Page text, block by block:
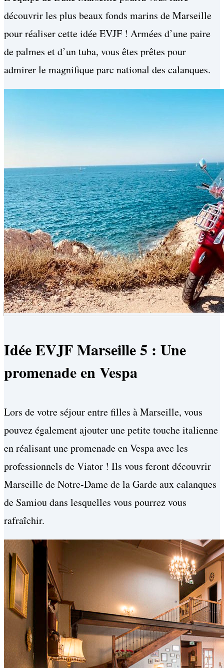
découvrir les plus beaux fonds marins de Marseille
pour réaliser cette idée EVJF ! Armées d’une paire
de palmes et d’un tuba, vous êtes prêtes pour
admirer le magnifique parc national des calanques.
Idée EVJF Marseille 5 : Une
promenade en Vespa
Lors de votre séjour entre filles à Marseille, vous
pouvez également ajouter une petite touche italienne
en réalisant une promenade en Vespa avec les
professionnels de Viator ! Ils vous feront découvrir
Marseille de Notre-Dame de la Garde aux calanques
de Samiou dans lesquelles vous pourrez vous
rafraîchir.